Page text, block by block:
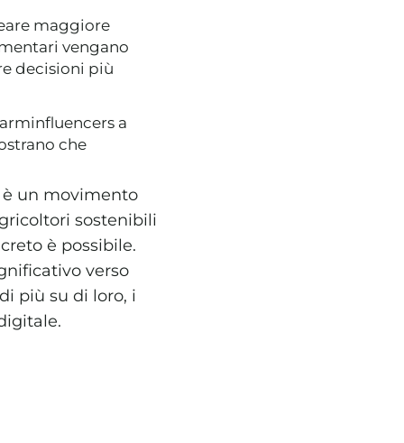
maggiore
vengano
decisioni più
a
che
è un movimento
sostenibili
è possibile.
verso
più su di loro, i